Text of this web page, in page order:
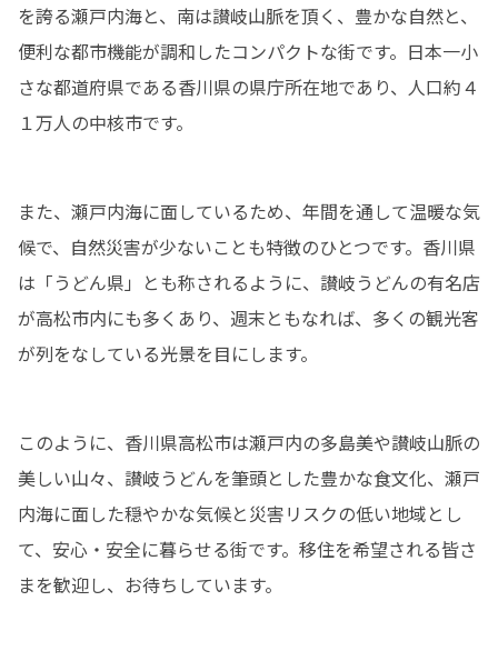
を誇る瀬戸内海と、南は讃岐山脈を頂く、豊かな自然と、
便利な都市機能が調和したコンパクトな街です。日本一小
さな都道府県である香川県の県庁所在地であり、人口約４
１万人の中核市です。
また、瀬戸内海に面しているため、年間を通して温暖な気
候で、自然災害が少ないことも特徴のひとつです。香川県
は「うどん県」とも称されるように、讃岐うどんの有名店
が高松市内にも多くあり、週末ともなれば、多くの観光客
が列をなしている光景を目にします。
このように、香川県高松市は瀬戸内の多島美や讃岐山脈の
美しい山々、讃岐うどんを筆頭とした豊かな食文化、瀬戸
内海に面した穏やかな気候と災害リスクの低い地域とし
て、安心・安全に暮らせる街です。移住を希望される皆さ
まを歓迎し、お待ちしています。